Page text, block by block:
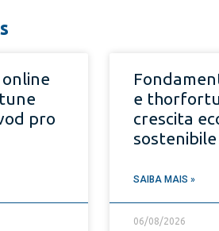
pro
e
crescita
SAIBA MAIS »
06/08/2026